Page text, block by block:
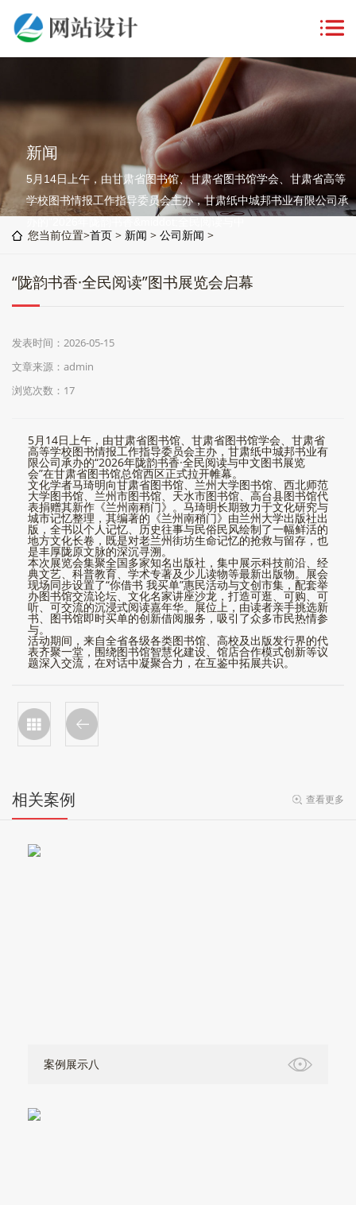
新闻
5月14日上午，由甘肃省图书馆、甘肃省图书馆学会、甘肃省高等
学校图书情报工作指导委员会主办，甘肃纸中城邦书业有限公司承
您当前位置>首页 > 新闻 > 公司新闻 >
“陇韵书香·全民阅读”图书展览会启幕
发表时间：2026-05-15
文章来源：admin
浏览次数： 17
5月14日上午，由甘肃省图书馆、甘肃省图书馆学会、甘肃省
高等学校图书情报工作指导委员会主办，甘肃纸中城邦书业有
限公司承办的“2026年陇韵书香·全民阅读与中文图书展览
会”在甘肃省图书馆总馆西区正式拉开帷幕。
文化学者马琦明向甘肃省图书馆、兰州大学图书馆、西北师范
大学图书馆、兰州市图书馆、天水市图书馆、高台县图书馆代
表捐赠其新作《兰州南稍门》。马琦明长期致力于文化研究与
城市记忆整理，其编著的《兰州南稍门》由兰州大学出版社出
版，全书以个人记忆、历史往事与民俗民风绘制了一幅鲜活的
地方文化长卷，既是对老兰州街坊生命记忆的抢救与留存，也
是丰厚陇原文脉的深沉寻溯。
本次展览会集聚全国多家知名出版社，集中展示科技前沿、经
典文艺、科普教育、学术专著及少儿读物等最新出版物。展会
现场同步设置了“你借书 我买单”惠民活动与文创市集，配套举
办图书馆交流论坛、文化名家讲座沙龙，打造可逛、可购、可
听、可交流的沉浸式阅读嘉年华。展位上，由读者亲手挑选新
书、图书馆即时买单的创新借阅服务，吸引了众多市民热情参
与。
活动期间，来自全省各级各类图书馆、高校及出版发行界的代
表齐聚一堂，围绕图书馆智慧化建设、馆店合作模式创新等议
题深入交流，在对话中凝聚合力，在互鉴中拓展共识。
相关案例 查看更多
案例展示八